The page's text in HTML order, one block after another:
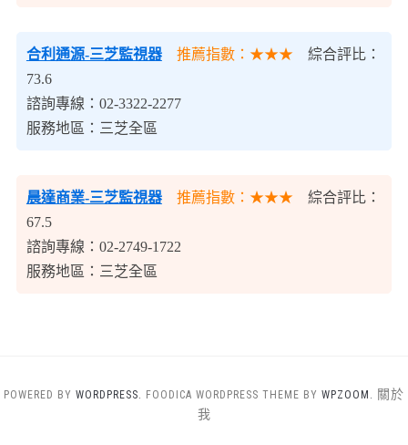
合利通源-三芝監視器 推薦指數：★★★ 綜合評比：
73.6
諮詢專線：02-3322-2277
服務地區：三芝全區
晨達商業-三芝監視器 推薦指數：★★★ 綜合評比：
67.5
諮詢專線：02-2749-1722
服務地區：三芝全區
POWERED BY WORDPRESS. FOODICA WORDPRESS THEME BY WPZOOM. 關於
我